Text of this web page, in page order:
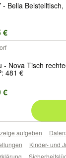
- Bella
€
- Nova Tisch
481 €
€
aufgeben
Kinder- und